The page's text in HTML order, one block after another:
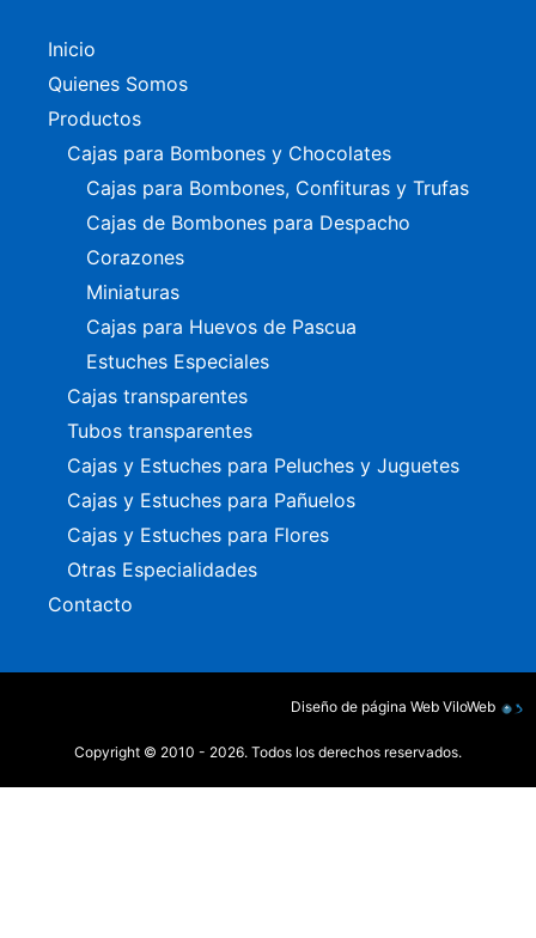
Inicio
Quienes Somos
Productos
Cajas para Bombones y Chocolates
Cajas para Bombones, Confituras y Trufas
Cajas de Bombones para Despacho
Corazones
Miniaturas
Cajas para Huevos de Pascua
Estuches Especiales
Cajas transparentes
Tubos transparentes
Cajas y Estuches para Peluches y Juguetes
Cajas y Estuches para Pañuelos
Cajas y Estuches para Flores
Otras Especialidades
Contacto
Diseño de página Web ViloWeb
Copyright © 2010 - 2026. Todos los derechos reservados.